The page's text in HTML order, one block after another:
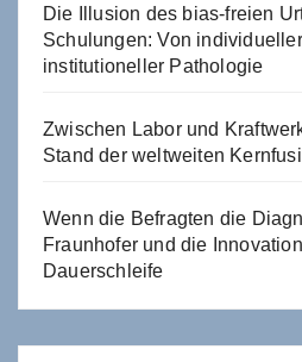
Die Illusion des bias-freien
Schulungen: Von
institutioneller Pathologie
Zwischen Labor und
Stand der weltweiten
Wenn die Befragten die
Fraunhofer und die
Dauerschleife